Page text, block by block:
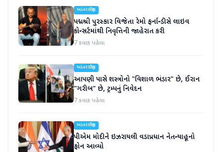
આંતરરાષ્ટ્રીય
પદ્મશ્રી પુરસ્કાર વિજેતા રેમો ફર્નાન્ડીસે લાઇવ
કોન્સર્ટમાંથી નિવૃત્તિની જાહેરાત કરી
7 કલાક પહેલા
આંતરરાષ્ટ્રીય
આપણી પાસે શસ્ત્રોનો "વિશાળ ભંડાર" છે, ઈરાન
"ગરીબ" છે, ટ્રમ્પનું નિવેદન
7 કલાક પહેલા
આંતરરાષ્ટ્રીય
પીએમ મોદીને ઇઝરાયલી વડાપ્રધાન નેતન્યાહૂનો
ફોન આવ્યો